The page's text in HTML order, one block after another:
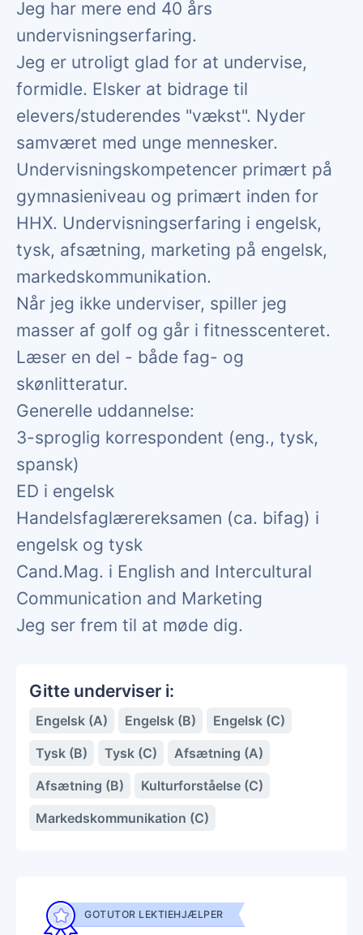
Jeg har mere end 40 års
undervisningserfaring.
Jeg er utroligt glad for at undervise,
formidle. Elsker at bidrage til
elevers/studerendes "vækst". Nyder
samværet med unge mennesker.
Undervisningskompetencer primært på
gymnasieniveau og primært inden for
HHX. Undervisningserfaring i engelsk,
tysk, afsætning, marketing på engelsk,
markedskommunikation.
Når jeg ikke underviser, spiller jeg
masser af golf og går i fitnesscenteret.
Læser en del - både fag- og
skønlitteratur.
Generelle uddannelse:
3-sproglig korrespondent (eng., tysk,
spansk)
ED i engelsk
Handelsfaglærereksamen (ca. bifag) i
engelsk og tysk
Cand.Mag. i English and Intercultural
Communication and Marketing
Jeg ser frem til at møde dig.
Gitte underviser i:
Engelsk (A) Engelsk (B)
Engelsk (C)
Tysk (B)
Tysk (C)
Afsætning (A)
Afsætning (B)
Kulturforståelse (C)
Markedskommunikation (C)
GOTUTOR LEKTIEHJÆLPER